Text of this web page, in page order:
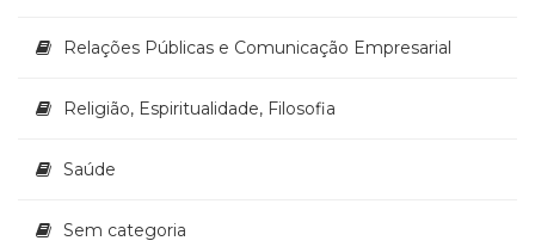
Relações Públicas e Comunicação Empresarial
Religião, Espiritualidade, Filosofia
Saúde
Sem categoria